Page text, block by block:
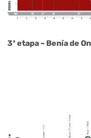
3ª etapa – Benía de